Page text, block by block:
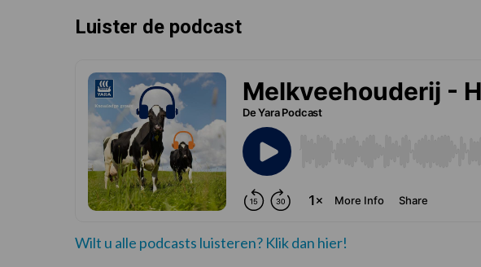
Luister de podcast
Wilt u alle podcasts luisteren? Klik dan hier!